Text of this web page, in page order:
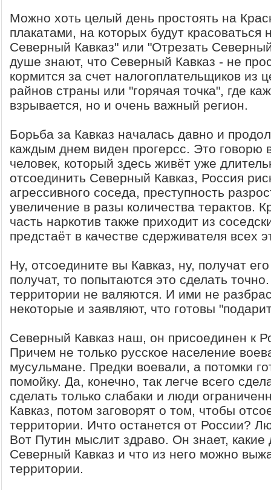
Можно хоть целый день простоять на
плакатами, на которых будут красоваться
Северный Кавказ" или "Отрезать
душе знают, что Северный Кавказ - не
кормится за счет налогоплательщиков из
райнов страны или "горячая точка", где
взрывается, но и очень важный регион.
Борьба за Кавказ началась давно и
каждым днем виден прогерсс. Это говорю
человек, который здесь живёт уже
отсоединить Северный Кавказ, Россия
агрессивного соседа, преступность
увеличение в разы количества терактов.
часть наркотив также приходит из
предстаёт в качестве сдерживателя всех
Ну, отсоедините вы Кавказ, ну, получат
получат, то попытаются это сделать
территории не валяются. И ими не
некоторые и заявляют, что готовы
Северный Кавказ наш, он присоединен к
Причем не только русское население
мусульмане. Предки воевали, а потомки
помойку. Да, конечно, так легче всего
сделать только слабаки и люди
Кавказ, потом заговорят о том, чтобы
территории. Ичто останется от России?
Вот Путин мыслит здраво. Он знает, какие
Северный Кавказ и что из него можно
территории.